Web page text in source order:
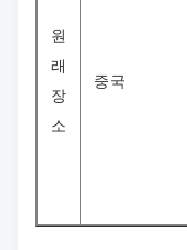
원
래
장
소
중국